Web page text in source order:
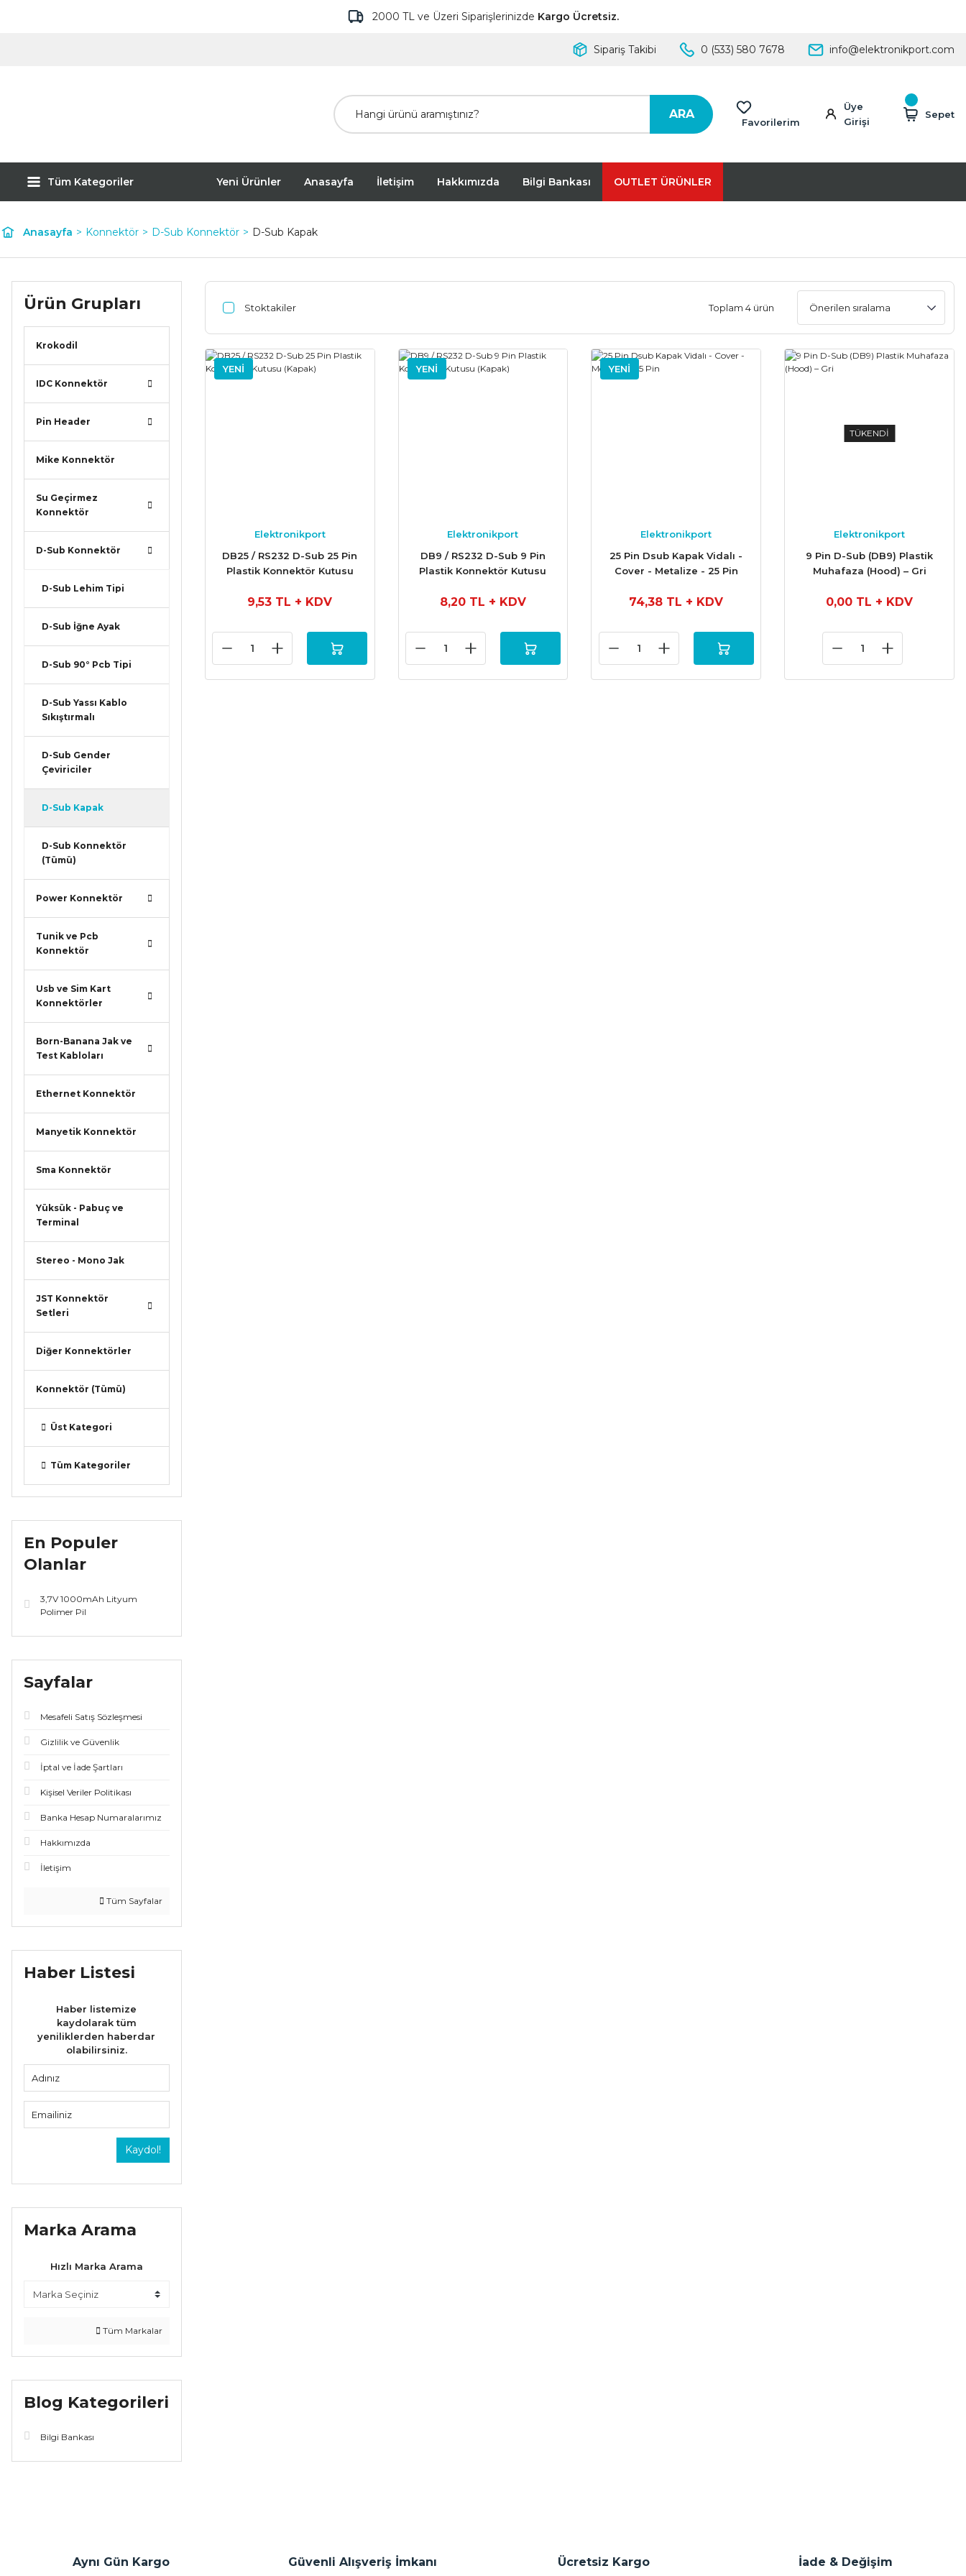
2000 TL ve Üzeri Siparişlerinizde Kargo Ücretsiz.
Sipariş Takibi 0 (533) 580 7678 info@elektronikport.com
ARA
Favorilerim
Üye
Girişi
Sepet
Tüm Kategoriler Yeni Ürünler Anasayfa İletişim Hakkımızda Bilgi Bankası OUTLET ÜRÜNLER
Anasayfa Konnektör D-Sub Konnektör D-Sub Kapak
Ürün Grupları
Krokodil
IDC Konnektör
Pin Header
Mike Konnektör
Su Geçirmez
Konnektör
D-Sub Konnektör
D-Sub Lehim Tipi
D-Sub İğne Ayak
D-Sub 90° Pcb Tipi
D-Sub Yassı Kablo
Sıkıştırmalı
D-Sub Gender
Çeviriciler
D-Sub Kapak
D-Sub Konnektör
(Tümü)
Power Konnektör
Tunik ve Pcb
Konnektör
Usb ve Sim Kart
Konnektörler
Born-Banana Jak ve
Test Kabloları
Ethernet Konnektör
Manyetik Konnektör
Sma Konnektör
Yüksük - Pabuç ve
Terminal
Stereo - Mono Jak
JST Konnektör
Setleri
Diğer Konnektörler
Konnektör (Tümü)
Üst Kategori
Tüm Kategoriler
En Populer
Olanlar
3,7V 1000mAh Lityum
Polimer Pil
Sayfalar
Mesafeli Satış Sözleşmesi
Gizlilik ve Güvenlik
İptal ve İade Şartları
Kişisel Veriler Politikası
Banka Hesap Numaralarımız
Hakkımızda
İletişim
Tüm Sayfalar
Haber Listesi
Haber listemize
kaydolarak tüm
yeniliklerden haberdar
olabilirsiniz.
Kaydol!
Marka Arama
Hızlı Marka Arama
Tüm Markalar
Blog Kategorileri
Bilgi Bankası
Stoktakiler Toplam 4 ürün
YENİ
Elektronikport
DB25 / RS232 D-Sub 25 Pin
Plastik Konnektör Kutusu
9,53 TL + KDV
YENİ
Elektronikport
DB9 / RS232 D-Sub 9 Pin
Plastik Konnektör Kutusu
8,20 TL + KDV
YENİ
Elektronikport
25 Pin Dsub Kapak Vidalı -
Cover - Metalize - 25 Pin
74,38 TL + KDV
TÜKENDİ
Elektronikport
9 Pin D-Sub (DB9) Plastik
Muhafaza (Hood) – Gri
0,00 TL + KDV
Aynı Gün Kargo Güvenli Alışveriş İmkanı Ücretsiz Kargo İade & Değişim